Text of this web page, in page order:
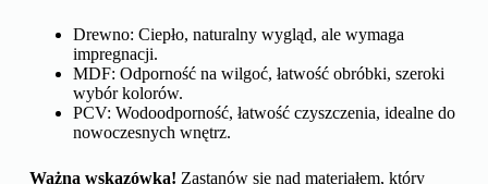
Drewno: Ciepło, naturalny wygląd, ale wymaga
impregnacji.
MDF: Odporność na wilgoć, łatwość obróbki, szeroki
wybór kolorów.
PCV: Wodoodporność, łatwość czyszczenia, idealne do
nowoczesnych wnętrz.
Ważna wskazówka! Zastanów się nad materiałem, który